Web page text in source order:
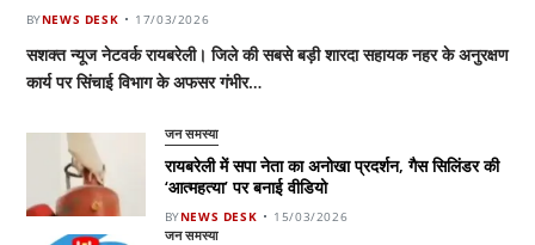
BYNEWS DESK 17/03/2026
सशक्त न्यूज नेटवर्क रायबरेली। जिले की सबसे बड़ी शारदा सहायक नहर के अनुरक्षण
कार्य पर सिंचाई विभाग के अफसर गंभीर…
जन समस्या
रायबरेली में सपा नेता का अनोखा प्रदर्शन, गैस सिलिंडर की
‘आत्महत्या’ पर बनाई वीडियो
BYNEWS DESK 15/03/2026
जन समस्या